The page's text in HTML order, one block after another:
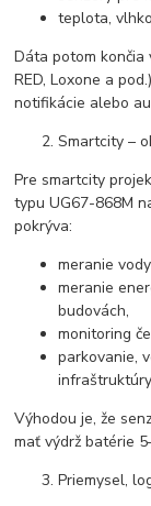
teplota,
Dáta potom končia
RED, Loxone a
notifikácie alebo
Smartcity –
Pre smartcity
typu UG67-868M
pokrýva:
meranie
meranie
budovách,
monitoring
parkovanie,
Výhodou je, že
mať výdrž batérie
Priemysel,